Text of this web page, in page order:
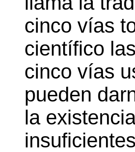
cinco vías
científico
cinco vías
pueden
la